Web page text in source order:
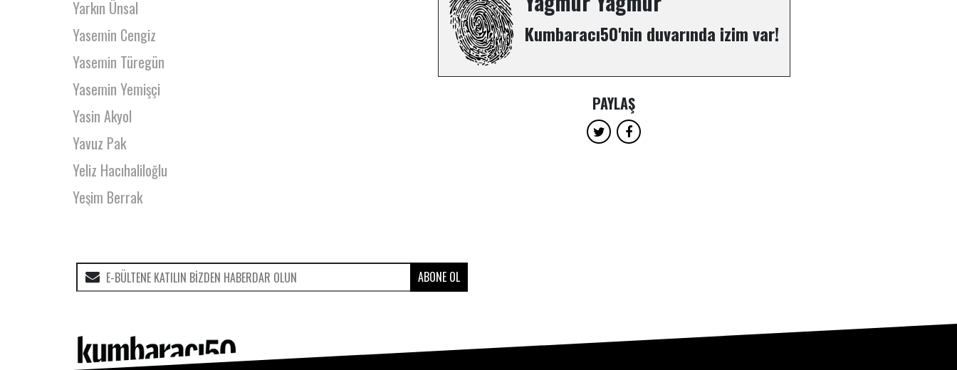
Yarkın Ünsal
Yasemin Cengiz
Yasemin Türegün
Yasemin Yemişçi
Yasin Akyol
Yavuz Pak
Yeliz Hacıhaliloğlu
Yeşim Berrak
Yusuf Ölmez
Zehra Çetin
Zehra Usta
Kumbaracı50'nin duvarında izim var!
PAYLAŞ
ABONE OL